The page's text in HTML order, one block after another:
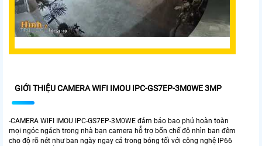
GIỚI THIỆU CAMERA WIFI IMOU IPC-GS7EP-3M0WE 3MP
-CAMERA WIFI IMOU IPC-GS7EP-3M0WE đảm bảo bao phủ hoàn toàn
mọi ngóc ngách trong nhà bạn camera hỗ trợ bốn chế độ nhìn ban đêm
cho độ rõ nét như ban ngày ngay cả trong bóng tối với công nghệ IP66